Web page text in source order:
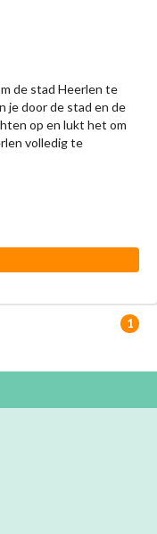
de stad Heerlen te
je door de stad en de
op en lukt het om
volledig te
1